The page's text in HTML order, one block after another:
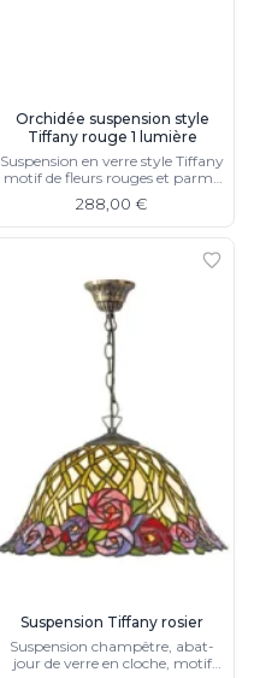
Orchidée suspension style
Tiffany rouge 1 lumière
Suspension en verre style Tiffany
motif de fleurs rouges et parme
288,00 €
Suspension Tiffany rosier
Suspension champêtre, abat-
jour de verre en cloche, motif